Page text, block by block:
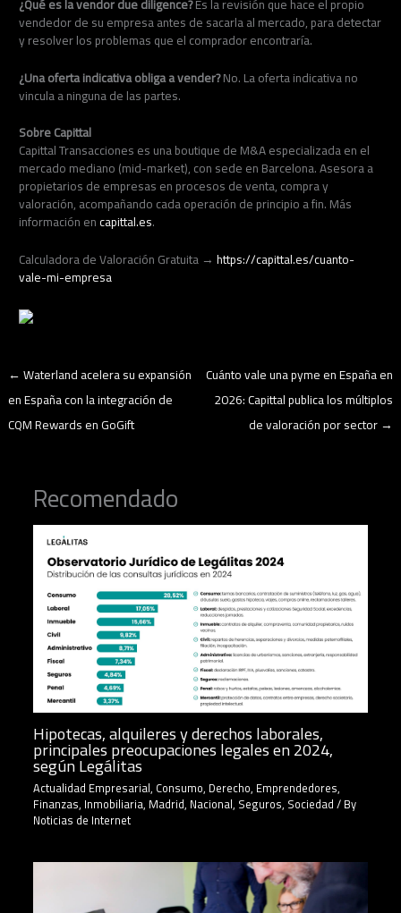
vendedor de su empresa antes de sacarla al mercado, para detectar
y resolver los problemas que el comprador encontraría.
¿Una oferta indicativa obliga a vender?No. La oferta indicativa no
vincula a ninguna de las partes.
Sobre Capittal
Capittal Transacciones es una boutique de M&A especializada en el
mercado mediano (mid-market), con sede en Barcelona. Asesora a
propietarios de empresas en procesos de venta, compra y
valoración, acompañando cada operación de principio a fin. Más
información encapittal.es.
Calculadora de Valoración Gratuita →https://capittal.es/cuanto-
vale-mi-empresa
←Waterland acelera su expansión
en España con la integración de
CQM Rewards en GoGift
Cuánto vale una pyme en España en
2026: Capittal publica los múltiplos
de valoración por sector→
Recomendado
Hipotecas, alquileres y derechos laborales,
principales preocupaciones legales en 2024,
según Legálitas
Actualidad Empresarial, Consumo, Derecho, Emprendedores,
Finanzas, Inmobiliaria, Madrid, Nacional, Seguros, Sociedad/ By
Noticias de Internet